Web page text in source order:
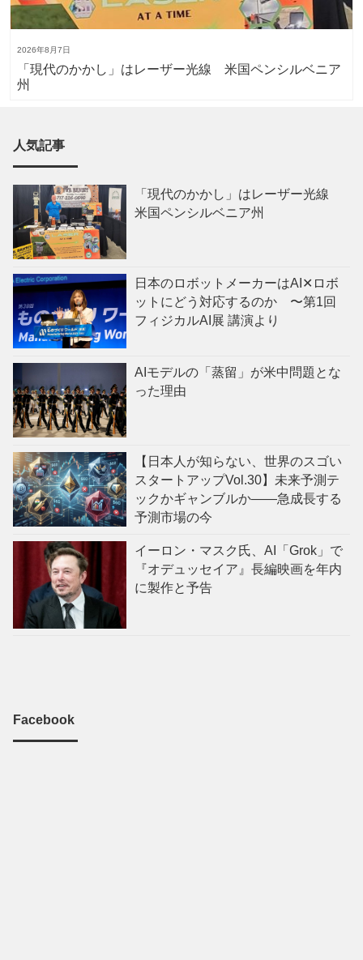
2026年8月7日
「現代のかかし」はレーザー光線 米国ペンシルベニア
州
人気記事
「現代のかかし」はレーザー光線
米国ペンシルベニア州
日本のロボットメーカーはAI✕ロボ
ットにどう対応するのか 〜第1回
フィジカルAI展 講演より
AIモデルの「蒸留」が米中問題とな
った理由
【日本人が知らない、世界のスゴい
スタートアップVol.30】未来予測テ
ックかギャンブルか——急成長する
予測市場の今
イーロン・マスク氏、AI「Grok」で
『オデュッセイア』長編映画を年内
に製作と予告
Facebook